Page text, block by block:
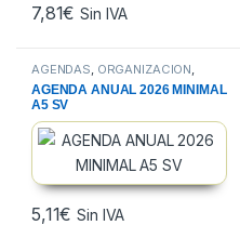
7,81€ Sin IVA
AGENDAS, ORGANIZACION,
PAPELERIA
AGENDA ANUAL 2026 MINIMAL
A5 SV
5,11€ Sin IVA